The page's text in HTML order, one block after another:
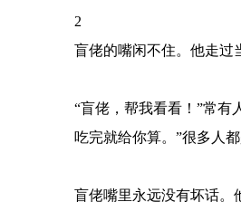
2
盲佬的嘴闲不住。他走过
“盲佬，帮我看看！”常有
吃完就给你算。”很多人
盲佬嘴里永远没有坏话。